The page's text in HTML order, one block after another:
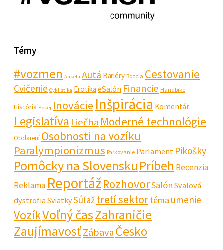
Témy
#vozmen Anketa Autá Bariéry Boccia Cestovanie
Cvičenie Cyklistika Erotika eSalón Financie Handbike
História Hokej Inovácie Inšpirácia Komentár
Legislatíva Liečba Moderné technológie
Obdarení Osobnosti na vozíku
Paralympionizmus Parkovanie Parlament Pikošky
Pomôcky na SlovenskuPríbeh Recenzia
Reklama ReportážRozhovorSalón Svalová
dystrofiaSviatkySúťažtretí sektortéma umenie
VozíkVoľný časZahraničie
ZaujímavosťZábavaČesko